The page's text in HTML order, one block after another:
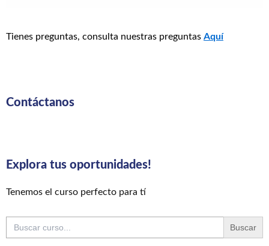
Tienes preguntas, consulta nuestras preguntas Aquí
Contáctanos
Explora tus oportunidades!
Tenemos el curso perfecto para tí
Buscar: